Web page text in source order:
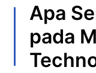
Apa
pada